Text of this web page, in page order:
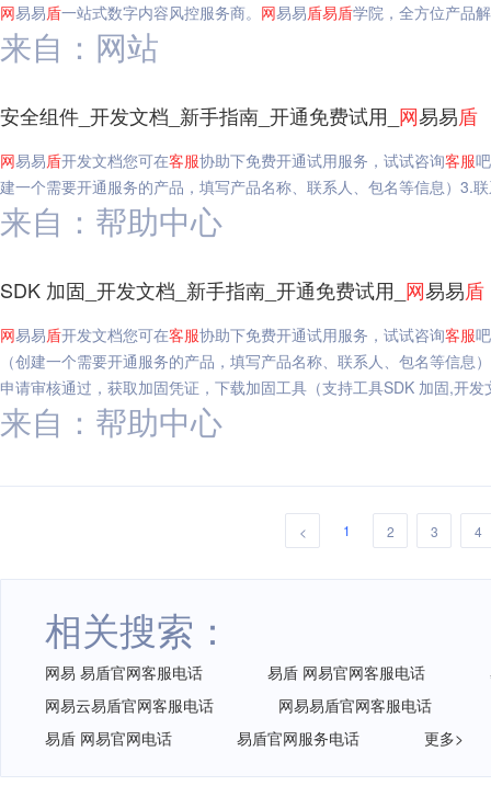
网易易盾一站式数字内容风控服务商。 网易易盾易盾学院，全方位产品
来自：网站
安全组件_开发文档_新手指南_开通免费试用_ 网易易盾
网易易盾开发文档您可在客服协助下免费开通试用服务，试试咨询客服
建一个需要开通服务的产品，填写产品名称、联系人、包名等信息）3.
来自：帮助中心
SDK 加固_开发文档_新手指南_开通免费试用_ 网易易盾
网易易盾开发文档您可在客服协助下免费开通试用服务，试试咨询客服
（创建一个需要开通服务的产品，填写产品名称、联系人、包名等信息
申请审核通过，获取加固凭证，下载加固工具（支持工具SDK 加固,开
来自：帮助中心
< 1 2 3 4
相关搜索：
网易 易盾官网客服电话 易盾 网易官网客服电话
网易云易盾官网客服电话
网易易盾官网客服电话
易盾 网易官网电话
易盾官网服务电话 更多>